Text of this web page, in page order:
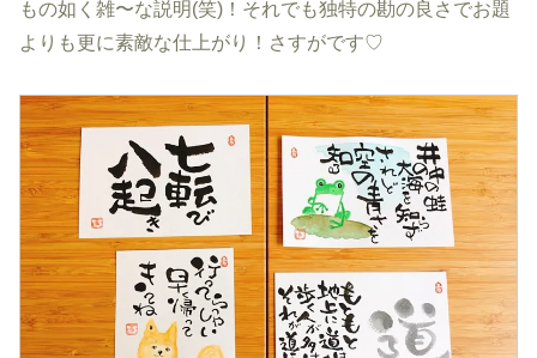
もの如く雑〜な説明(笑)！それでも独特の勘の良さでお題
よりも更に素敵な仕上がり！さすがです♡